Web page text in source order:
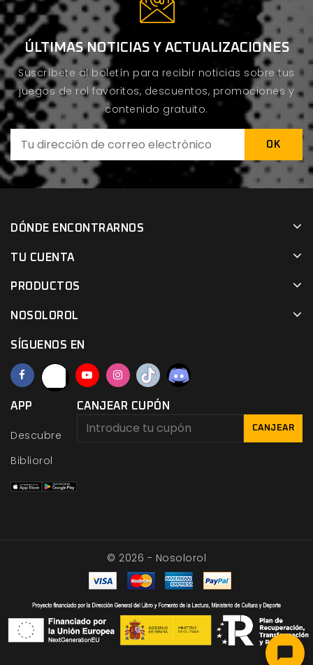
ÚLTIMAS NOTICIAS Y ACTUALIZACIONES
Suscríbete al boletín para recibir noticias sobre tus
juegos de rol favoritos, descuentos, promociones y
contenido gratuito.
DÓNDE ENCONTRARNOS
TU CUENTA
PRODUCTOS
NOSOLOROL
SÍGUENOS EN
APP
Descubre
Bibliorol
CANJEAR CUPÓN
CANJEAR
© 2026 - Nosolorol